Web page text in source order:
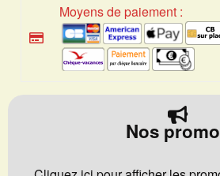
Moyens de paiement :
Nos